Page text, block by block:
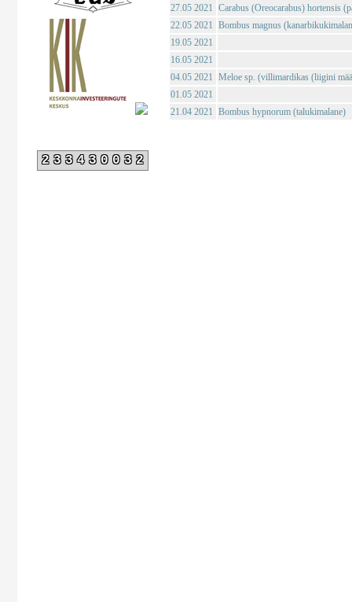
233430032
27.05 2021 Carabus (Oreocarabus) hortensis
22.05 2021 Bombus magnus
19.05 2021
16.05 2021
04.05 2021 Meloe sp. (villimardikas (liigini
01.05 2021
21.04 2021 Bombus hypnorum (talukimalane)